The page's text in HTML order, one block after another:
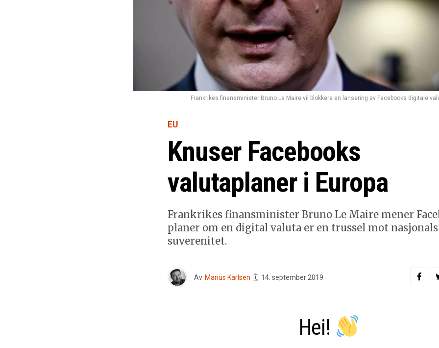
Frankrikes finansminister Bruno Le Maire vil blokkere en lansering av Facebooks digitale
EU
Knuser Facebooks
valutaplaner i Europa
Frankrikes finansminister Bruno Le Maire mener
planer om en digital valuta er en trussel mot
suverenitet.
Av Marius Karlsen 🗓 14. september 2019
Hei!